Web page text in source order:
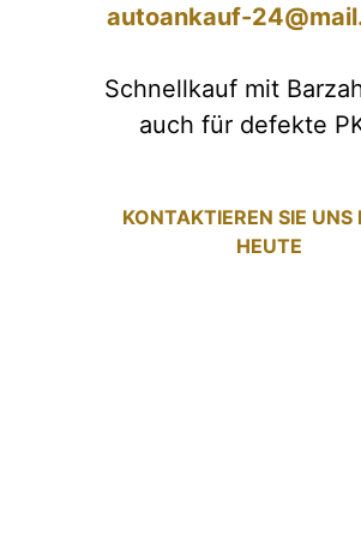
autoankauf-
Schnellkauf mit
auch für defekte
KONTAKTIEREN SIE UNS
HEUTE